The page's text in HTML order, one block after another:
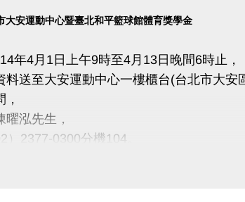
大安運動中心暨臺北和平籃球館體育獎學金
年4月1日上午9時至4月13日晚間6時止，
料送至大安運動中心一樓櫃台(台北市大安
泓先生，
）2377-0300分機104。